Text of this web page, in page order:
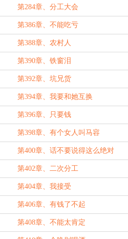
第284章、分工大会
第386章、不能吃亏
第388章、农村人
第390章、铁窗泪
第392章、坑兄货
第394章、我要和她互换
第396章、只要钱
第398章、有个女人叫马容
第400章、话不要说得这么绝对
第402章、二次分工
第404章、我接受
第406章、有钱了不起
第408章、不能太肯定